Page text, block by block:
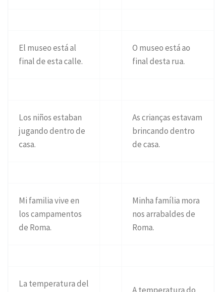
El museo está al
final de esta calle.
O museo está ao
final desta rua.
Los niños estaban
jugando dentro de
casa.
As crianças estavam
brincando dentro
de casa.
Mi familia vive en
los campamentos
de Roma.
Minha família mora
nos arrabaldes de
Roma.
La temperatura del